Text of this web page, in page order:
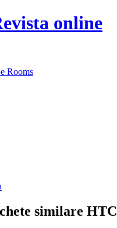
online
similare HTC